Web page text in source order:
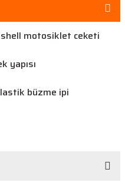
motosiklet ceketi
yapısı
büzme ipi